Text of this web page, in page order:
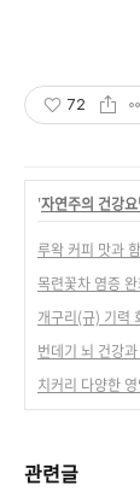
72
'자연주의 건강요
루왁 커피 맛과
개구리(규) 기력
번데기 뇌 건강
관련글